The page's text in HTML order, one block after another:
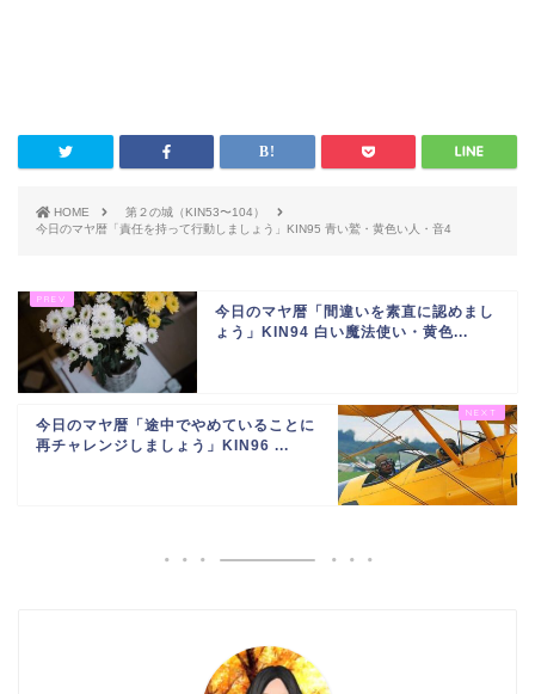
HOME
第２の城（KIN53〜104）
今日のマヤ暦「責任を持って行動しましょう」KIN95 青い鷲・黄色い人・音4
今日のマヤ暦「間違いを素直に認めまし
ょう」KIN94 白い魔法使い・黄色...
今日のマヤ暦「途中でやめていることに
再チャレンジしましょう」KIN96 ...